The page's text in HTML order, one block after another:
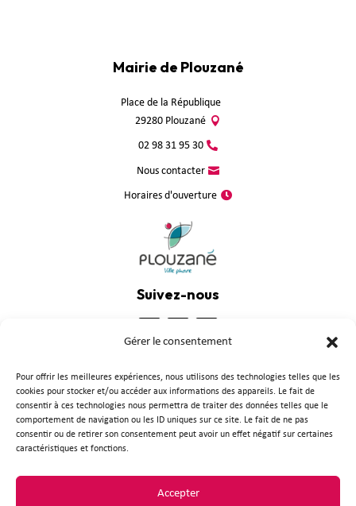
Gérer le consentement
Pour offrir les meilleures expériences, nous utilisons des technologies telles que les
cookies pour stocker et/ou accéder aux informations des appareils. Le fait de
consentir à ces technologies nous permettra de traiter des données telles que le
comportement de navigation ou les ID uniques sur ce site. Le fait de ne pas
consentir ou de retirer son consentement peut avoir un effet négatif sur certaines
caractéristiques et fonctions.
Accepter
Mairie de Plouzané
Place de la République
29280 Plouzané
02 98 31 95 30
Nous contacter
Horaires d'ouverture
Suivez-nous
● Extranet